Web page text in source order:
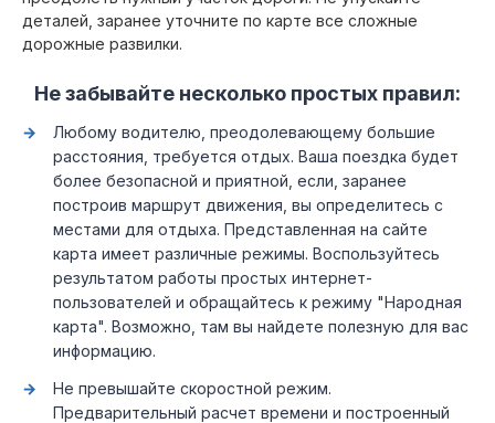
деталей, заранее уточните по карте все сложные
дорожные развилки.
Не забывайте несколько простых правил:
Любому водителю, преодолевающему большие
расстояния, требуется отдых. Ваша поездка будет
более безопасной и приятной, если, заранее
построив маршрут движения, вы определитесь с
местами для отдыха. Представленная на сайте
карта имеет различные режимы. Воспользуйтесь
результатом работы простых интернет-
пользователей и обращайтесь к режиму "Народная
карта". Возможно, там вы найдете полезную для вас
информацию.
Не превышайте скоростной режим.
Предварительный расчет времени и построенный